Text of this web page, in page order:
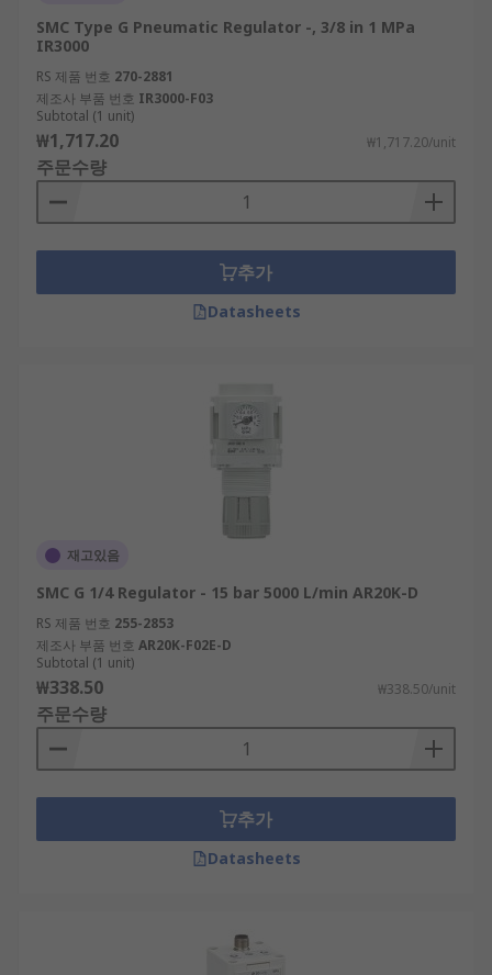
Inlet pressure
Connection port sizes
Flow rate
Operating temperature
Size and weight requirements
SMC Type G Pneumatic Regulator -, 3/8 in 1 MPa
IR3000
RS 제품 번호 270-2881
제조사 부품 번호 IR3000-F03
Subtotal (1 unit)
₩1,717.20 ₩1,717.20/unit
주문수량
추가
Datasheets
재고있음
SMC G 1/4 Regulator - 15 bar 5000 L/min AR20K-D
RS 제품 번호 255-2853
제조사 부품 번호 AR20K-F02E-D
Subtotal (1 unit)
₩338.50 ₩338.50/unit
주문수량
추가
Datasheets